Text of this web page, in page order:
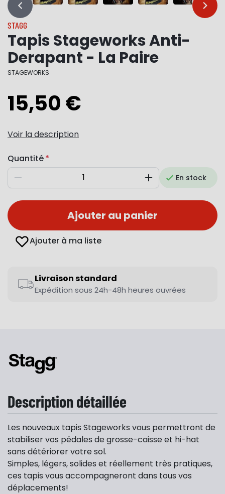
… …
STAGG
Tapis Stageworks Anti-
Derapant - La Paire
STAGEWORKS
15,50 €
Voir la description
Quantité
Diminuer AugmenterEn stock
Ajouter au panier
Ajouter à ma liste
Livraison standard
Expédition sous 24h-48h heures ouvrées
Description détaillée
Les nouveaux tapis Stageworks vous permettront de
stabiliser vos pédales de grosse-caisse et hi-hat
sans détériorer votre sol.
Simples, légers, solides et réellement très pratiques,
ces tapis vous accompagneront dans tous vos
déplacements!